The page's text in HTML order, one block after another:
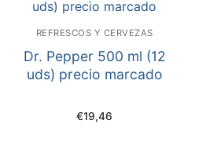
REFRESCOS Y CERVEZAS
Dr. Pepper 500 ml (12
uds) precio marcado
€19,46